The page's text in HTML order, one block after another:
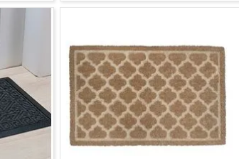
PVC e modelos estampados.
coco funciona em áreas externas cobertas.
lisos.